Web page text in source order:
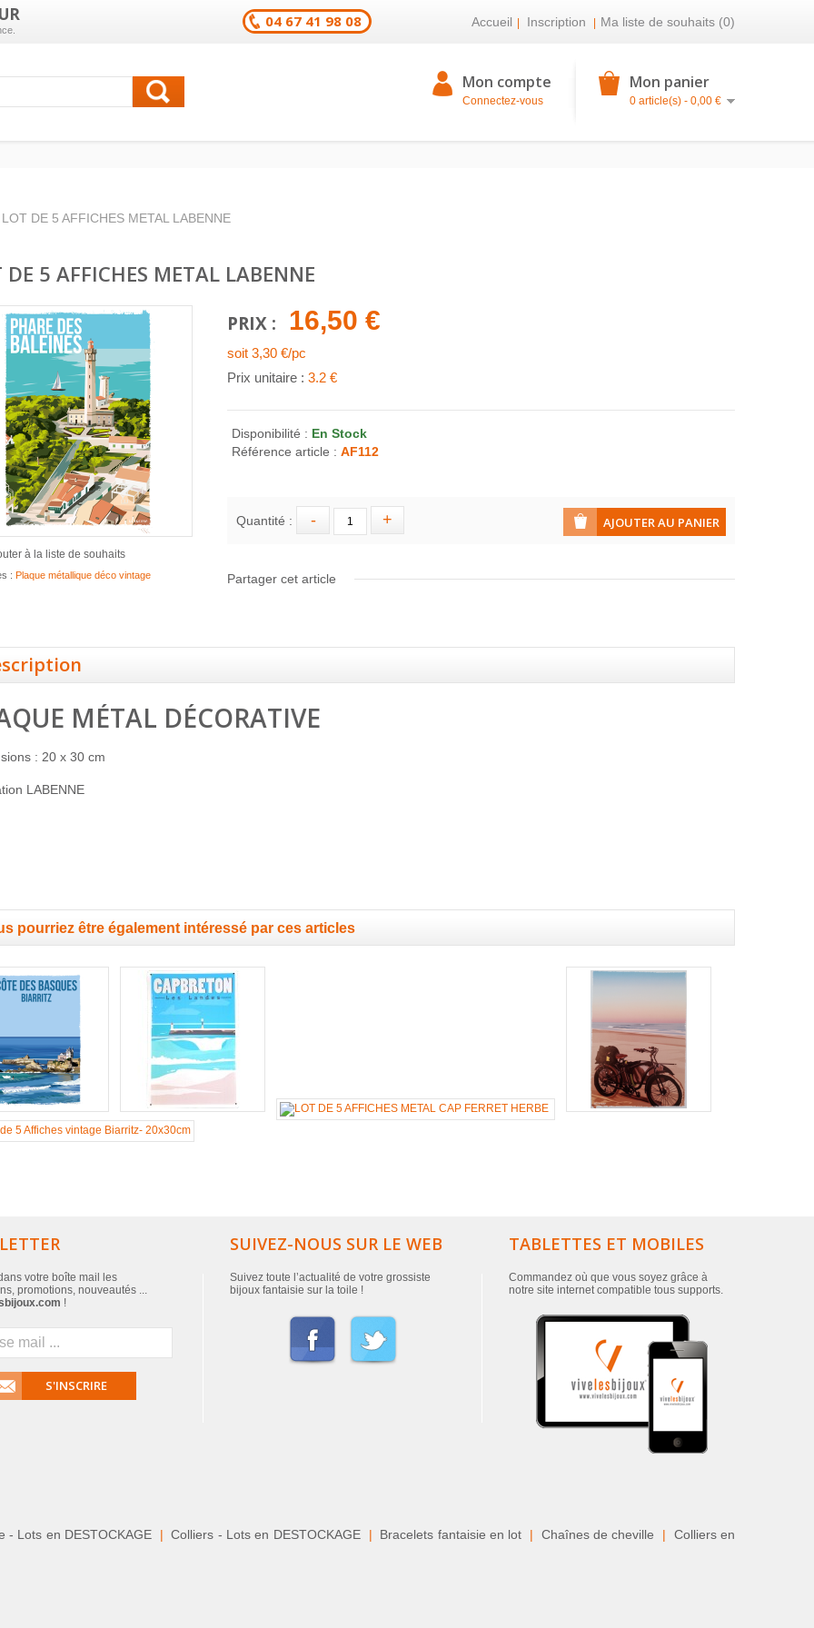
04 67 41 98 08 Accueil Inscription Ma liste de souhaits (0)
Mon compte
Connectez-vous
Mon panier
0 article(s) - 0,00 €
LOT DE 5 AFFICHES METAL LABENNE
DE 5 AFFICHES METAL LABENNE
à la liste de souhaits
: Plaque métallique déco vintage
PRIX : 16,50 €
soit 3,30 €/pc
Prix unitaire : 3.2 €
Disponibilité : En Stock
Référence article : AF112
Quantité :
Partager cet article
MÉTAL DÉCORATIVE
: 20 x 30 cm
LABENNE
pourriez être également intéressé par ces articles
votre boîte mail les
promotions, nouveautés ...
!
S'INSCRIRE
SUIVEZ-NOUS SUR LE WEB
Suivez toute l’actualité de votre grossiste
bijoux fantaisie sur la toile !
TABLETTES ET MOBILES
Commandez où que vous soyez grâce à
notre site internet compatible tous supports.
- Lots en DESTOCKAGE | Colliers - Lots en DESTOCKAGE | Bracelets fantaisie en lot | Chaînes de cheville | Colliers en